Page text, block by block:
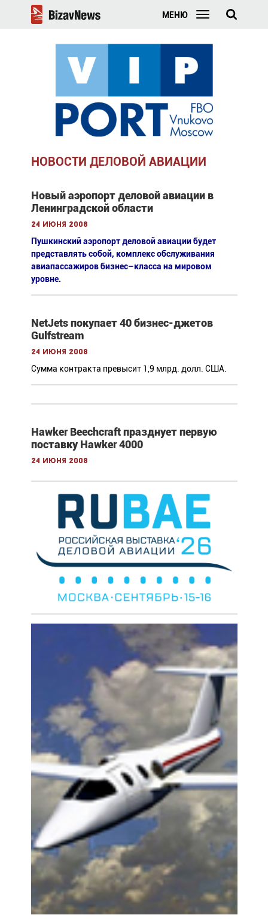
МЕНЮ
НОВОСТИ ДЕЛОВОЙ АВИАЦИИ
Новый аэропорт деловой авиации в
Ленинградской области
24 июня 2008
Пушкинский аэропорт деловой авиации будет
представлять собой, комплекс обслуживания
авиапассажиров бизнес–класса на мировом
уровне.
NetJets покупает 40 бизнес-джетов
Gulfstream
24 июня 2008
Сумма контракта превысит 1,9 млрд. долл. США.
Hawker Beechcraft празднует первую
поставку Hawker 4000
24 июня 2008